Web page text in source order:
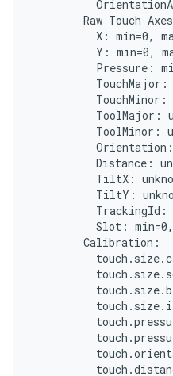
Raw Touch
X: min=0,
Y: min=0,
Pressure:
TouchMajor:
TouchMinor:
ToolMajor:
ToolMinor:
Distance:
TiltX:
TiltY:
TrackingId:
Slot:
        Calibration: